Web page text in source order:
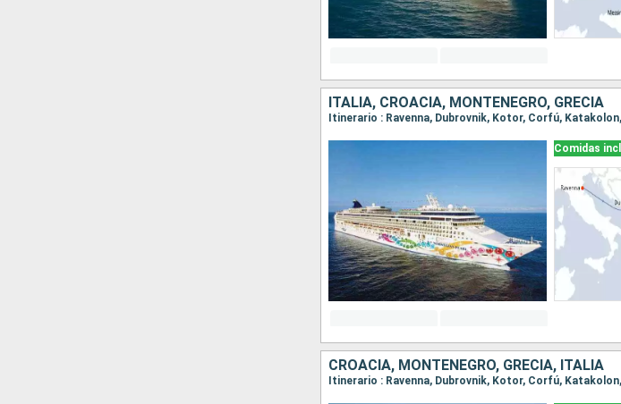
ITALIA, CROACIA, MONTENEGRO, GRECIA
Itinerario : Ravenna, Dubrovnik, Kotor, Corfú,
Comidas
CROACIA, MONTENEGRO, GRECIA, ITALIA
Itinerario : Ravenna, Dubrovnik, Kotor, Corfú,